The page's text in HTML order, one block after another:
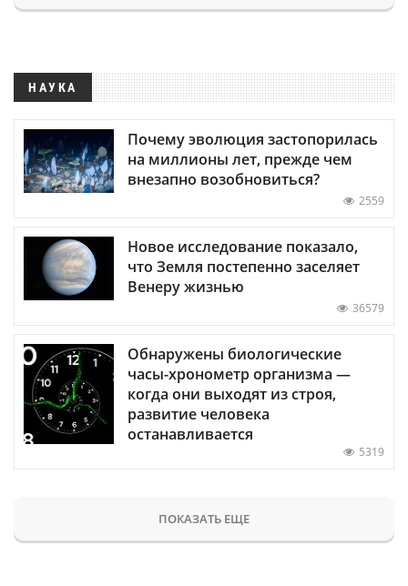
НАУКА
Почему эволюция застопорилась
на миллионы лет, прежде чем
внезапно возобновиться?
2559
Новое исследование показало,
что Земля постепенно заселяет
Венеру жизнью
36579
Обнаружены биологические
часы-хронометр организма —
когда они выходят из строя,
развитие человека
останавливается
5319
ПОКАЗАТЬ ЕЩЕ